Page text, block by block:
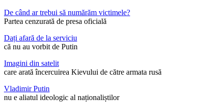
De când ar trebui să numărăm victimele?
Partea cenzurată de presa oficială
Dați afară de la serviciu
că nu au vorbit de Putin
Imagini din satelit
care arată încercuirea Kievului de către armata rusă
Vladimir Putin
nu e aliatul ideologic al naționaliștilor